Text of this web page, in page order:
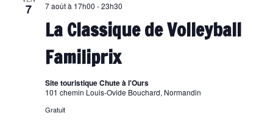
7
La Classique de Volleyball
Familiprix
7 août à 17h00 -23h30
Site touristique Chute à l'Ours
101 chemin Louis-Ovide Bouchard, Normandin
Gratuit